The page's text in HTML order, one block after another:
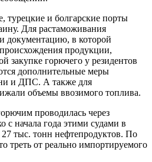
и болгарские порты
Для растаможивания
документацию, в которой
продукции,
закупке горючего у резидентов
дополнительные меры
и ДПС. А также для
объемы ввозимого топлива.
проводилась через
начала года этими судами в
27 тыс. тонн нефтепродуктов. По
треть от реально импортируемого